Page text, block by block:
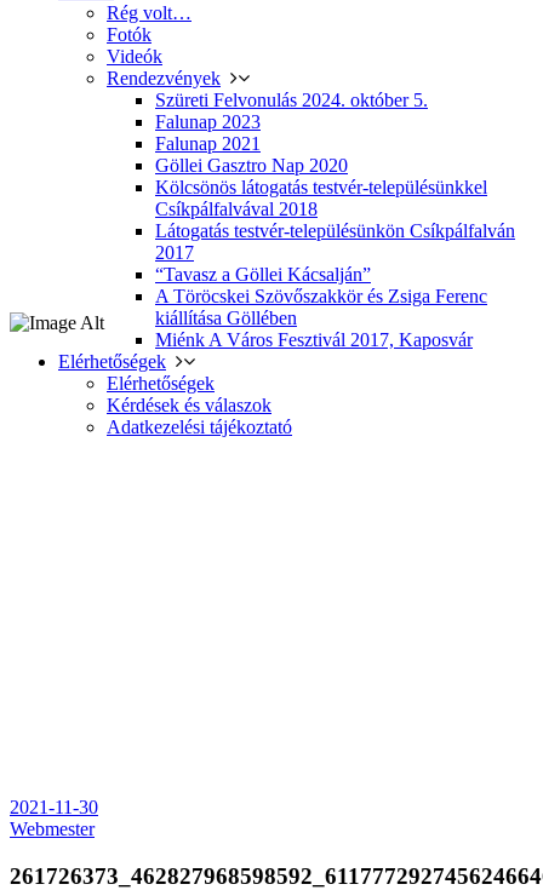
Rég volt…
Fotók
Videók
Rendezvények
Szüreti Felvonulás 2024. október 5.
Falunap 2023
Falunap 2021
Göllei Gasztro Nap 2020
Kölcsönös látogatás testvér-településünkkel
Csíkpálfalvával 2018
Látogatás testvér-településünkön Csíkpálfalván
2017
“Tavasz a Göllei Kácsalján”
A Töröcskei Szövőszakkör és Zsiga Ferenc
kiállítása Göllében
Miénk A Város Fesztivál 2017, Kaposvár
Elérhetőségek
Elérhetőségek
Kérdések és válaszok
Adatkezelési tájékoztató
2021-11-30
Webmester